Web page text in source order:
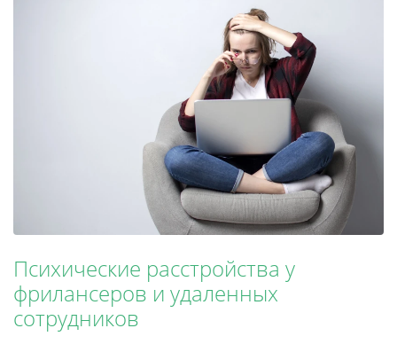
Психические расстройства у
фрилансеров и удаленных
сотрудников